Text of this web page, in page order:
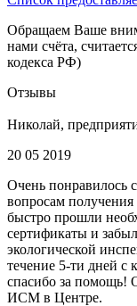
Обращаем Ваше
нами счёта,
кодекса РФ)
Отзывы
Николай,
20 05 2019
Очень понравилось
вопросам
быстро прошли
сертификаты и
экологической
течение 5-ти дней с
спасибо за помощь!
ИСМ в Центре.